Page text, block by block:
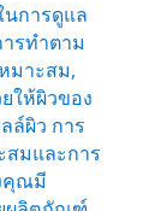
การดูแล
รทำตาม
มาะสม,
ให้ผิวของ
ล์ผิว การ
สมและการ
คุณมี